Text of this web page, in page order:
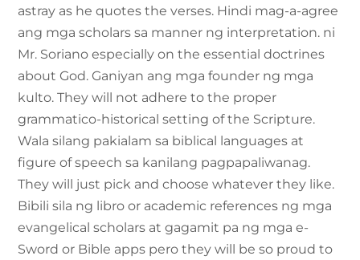
astray as he quotes the verses. Hindi mag-a-agree
ang mga scholars sa manner ng interpretation. ni
Mr. Soriano especially on the essential doctrines
about God. Ganiyan ang mga founder ng mga
kulto. They will not adhere to the proper
grammatico-historical setting of the Scripture.
Wala silang pakialam sa biblical languages at
figure of speech sa kanilang pagpapaliwanag.
They will just pick and choose whatever they like.
Bibili sila ng libro or academic references ng mga
evangelical scholars at gagamit pa ng mga e-
Sword or Bible apps pero they will be so proud to